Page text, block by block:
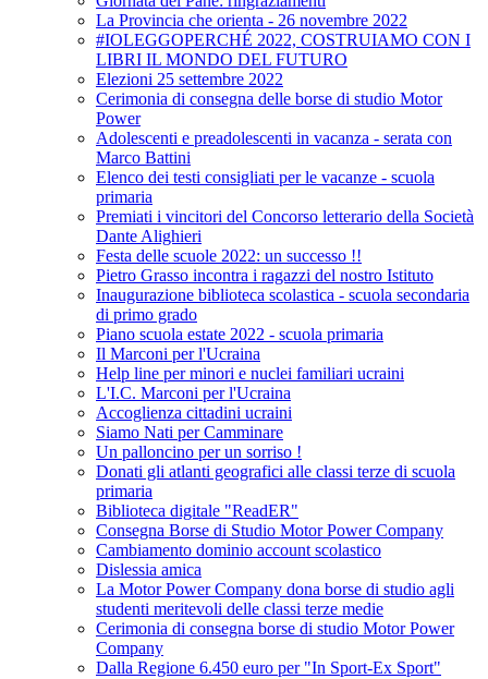
La Provincia che orienta - 26 novembre 2022
#IOLEGGOPERCHÉ 2022, COSTRUIAMO CON I
LIBRI IL MONDO DEL FUTURO
Elezioni 25 settembre 2022
Cerimonia di consegna delle borse di studio Motor
Power
Adolescenti e preadolescenti in vacanza - serata con
Marco Battini
Elenco dei testi consigliati per le vacanze - scuola
primaria
Premiati i vincitori del Concorso letterario della Società
Dante Alighieri
Festa delle scuole 2022: un successo !!
Pietro Grasso incontra i ragazzi del nostro Istituto
Inaugurazione biblioteca scolastica - scuola secondaria
di primo grado
Piano scuola estate 2022 - scuola primaria
Il Marconi per l'Ucraina
Help line per minori e nuclei familiari ucraini
L'I.C. Marconi per l'Ucraina
Accoglienza cittadini ucraini
Siamo Nati per Camminare
Un palloncino per un sorriso !
Donati gli atlanti geografici alle classi terze di scuola
primaria
Biblioteca digitale "ReadER"
Consegna Borse di Studio Motor Power Company
Cambiamento dominio account scolastico
Dislessia amica
La Motor Power Company dona borse di studio agli
studenti meritevoli delle classi terze medie
Cerimonia di consegna borse di studio Motor Power
Company
Dalla Regione 6.450 euro per "In Sport-Ex Sport"